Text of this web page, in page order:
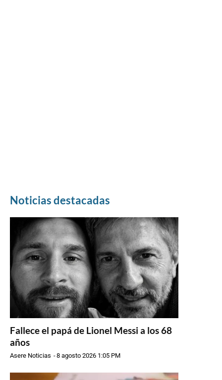
Noticias destacadas
Fallece el papá de Lionel Messi a los 68
años
Asere Noticias -8 agosto 2026 1:05 PM